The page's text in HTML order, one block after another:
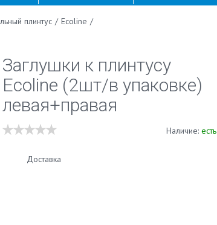
плинтус / Ecoline /
Заглушки к плинтусу
Ecoline (2шт/в упаковке)
левая+правая
Наличие: есть
Доставка